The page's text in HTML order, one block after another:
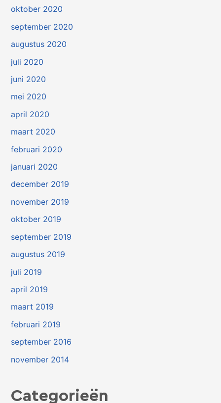
oktober 2020
september 2020
augustus 2020
juli 2020
juni 2020
mei 2020
april 2020
maart 2020
februari 2020
januari 2020
december 2019
november 2019
oktober 2019
september 2019
augustus 2019
juli 2019
april 2019
maart 2019
februari 2019
september 2016
november 2014
Categorieën